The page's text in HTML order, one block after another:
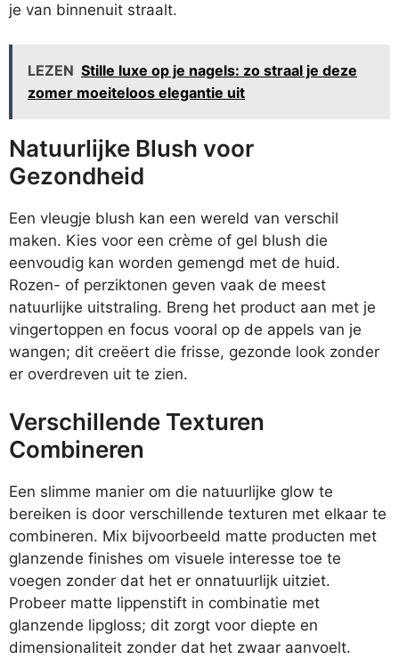
je van binnenuit straalt.
LEZEN Stille luxe op je nagels: zo straal je deze
zomer moeiteloos elegantie uit
Natuurlijke Blush voor
Gezondheid
Een vleugje blush kan een wereld van verschil
maken. Kies voor een crème of gel blush die
eenvoudig kan worden gemengd met de huid.
Rozen- of perziktonen geven vaak de meest
natuurlijke uitstraling. Breng het product aan met je
vingertoppen en focus vooral op de appels van je
wangen; dit creëert die frisse, gezonde look zonder
er overdreven uit te zien.
Verschillende Texturen
Combineren
Een slimme manier om die natuurlijke glow te
bereiken is door verschillende texturen met elkaar te
combineren. Mix bijvoorbeeld matte producten met
glanzende finishes om visuele interesse toe te
voegen zonder dat het er onnatuurlijk uitziet.
Probeer matte lippenstift in combinatie met
glanzende lipgloss; dit zorgt voor diepte en
dimensionaliteit zonder dat het zwaar aanvoelt.